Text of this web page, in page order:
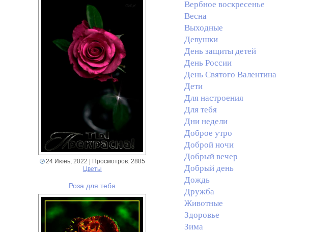
24 Июнь, 2022 | Просмотров: 2885
Цветы
Роза для тебя
Вербное воскресенье
Весна
Выходные
Девушки
День защиты детей
День России
День Святого Валентина
Дети
Для настроения
Для тебя
Дни недели
Доброе утро
Доброй ночи
Добрый вечер
Добрый день
Дождь
Дружба
Животные
Здоровье
Зима